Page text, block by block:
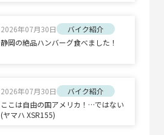
2026年07月30日
バイク紹介
静岡の絶品ハンバーグ食べました！
2026年07月30日
バイク紹介
ここは自由の国アメリカ！…ではない
(ヤマハ XSR155)